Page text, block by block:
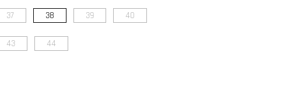
37 38 39 40
43 44